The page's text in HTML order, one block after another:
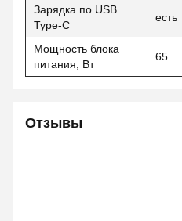
Зарядка по USB
Type-C
есть
Мощность блока
питания, Вт
65
Отзывы